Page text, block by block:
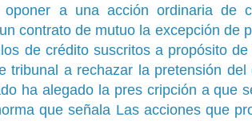
a una acción ordinaria de
contrato de mutuo la excepción de
de crédito suscritos a propósito
tribunal a rechazar la pretensión del
ha alegado la pres cripción a que
que señala Las acciones que